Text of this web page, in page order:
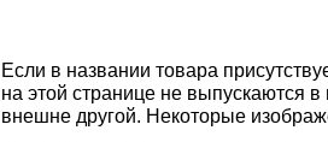
Если в названии товара
на этой странице не выпускаются
внешне другой. Некоторые